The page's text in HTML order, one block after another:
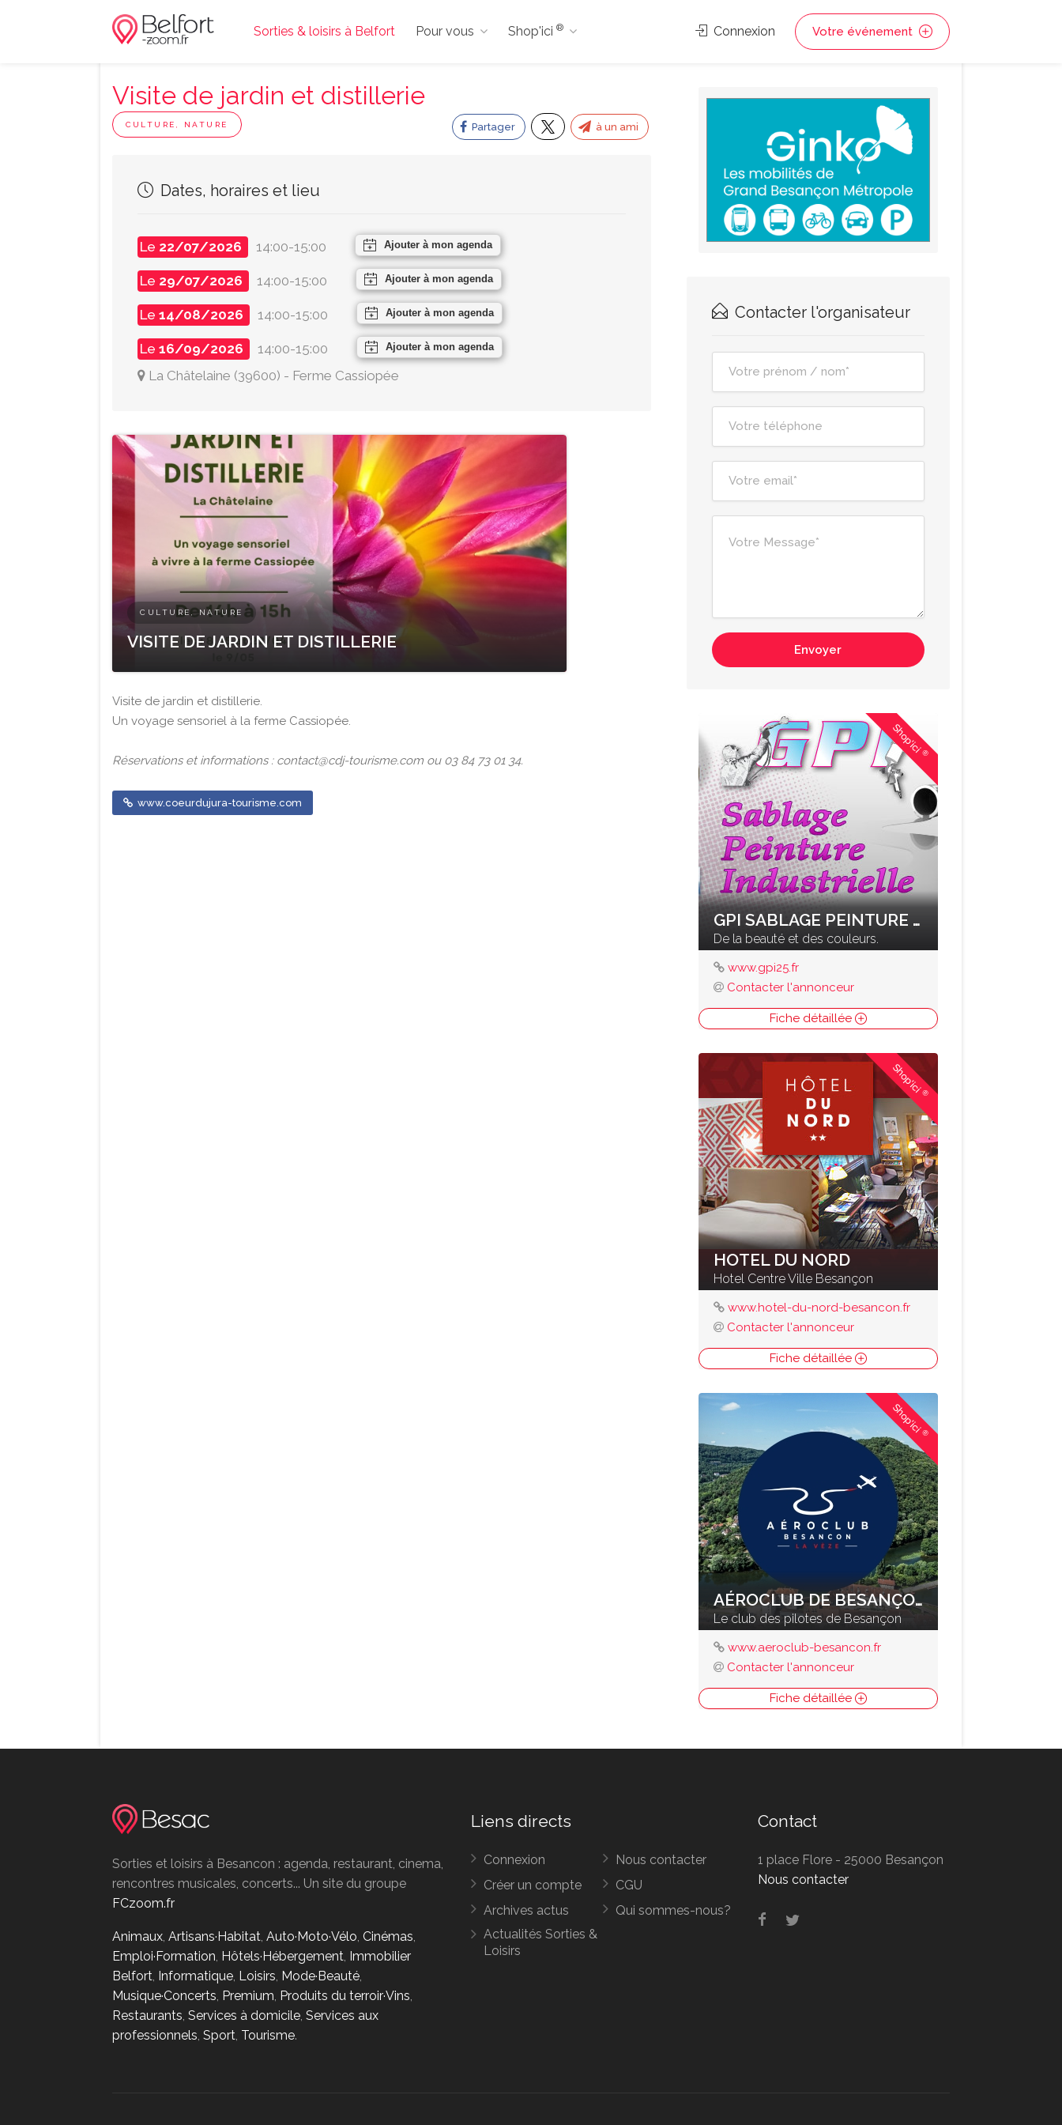
Sorties & loisirs à Belfort Pour vous Shop'ici® Connexion Votre événement
Visite de jardin et distillerie
CULTURE, NATURE Partager à un ami
Dates, horaires et lieu
Le 22/07/2026 14:00-15:00 Ajouter à mon agenda
Le 29/07/2026 14:00-15:00 Ajouter à mon agenda
Le14/08/2026 14:00-15:00 Ajouter à mon agenda
Le16/09/2026 14:00-15:00 Ajouter à mon agenda
La Châtelaine (39600) - Ferme Cassiopée
CULTURE, NATURE
VISITE DE JARDIN ET DISTILLERIE
Visite de jardin et distillerie.
Un voyage sensoriel à la ferme Cassiopée.
Réservations et informations : contact@cdj-tourisme.com ou 03 84 73 01 34.
www.coeurdujura-tourisme.com
Contacter l'organisateur
Envoyer
Shop'ici®
GPI SABLAGE PEINTURE INDUSTRIELLE
De la beauté et des couleurs.
www.gpi25.fr
Contacter l'annonceur
Fiche détaillée
Shop'ici®
HOTEL DU NORD
Hotel Centre Ville Besançon
www.hotel-du-nord-besancon.fr
Contacter l'annonceur
Fiche détaillée
Shop'ici®
AÉROCLUB DE BESANÇON LA VEZE
Le club des pilotes de Besançon
www.aeroclub-besancon.fr
Contacter l'annonceur
Fiche détaillée
Sorties et loisirs à Besancon : agenda, restaurant, cinema,
rencontres musicales, concerts... Un site du groupe
FCzoom.fr
Animaux, Artisans·Habitat, Auto·Moto·Vélo, Cinémas,
Emploi·Formation, Hôtels·Hébergement, Immobilier
Belfort, Informatique, Loisirs, Mode·Beauté,
Musique·Concerts, Premium, Produits du terroir·Vins,
Restaurants, Services à domicile, Services aux
professionnels, Sport, Tourisme.
Liens directs
Connexion
Créer un compte
Archives actus
Actualités Sorties &
Loisirs
Nous contacter
CGU
Qui sommes-nous?
Contact
1 place Flore - 25000 Besançon
Nous contacter